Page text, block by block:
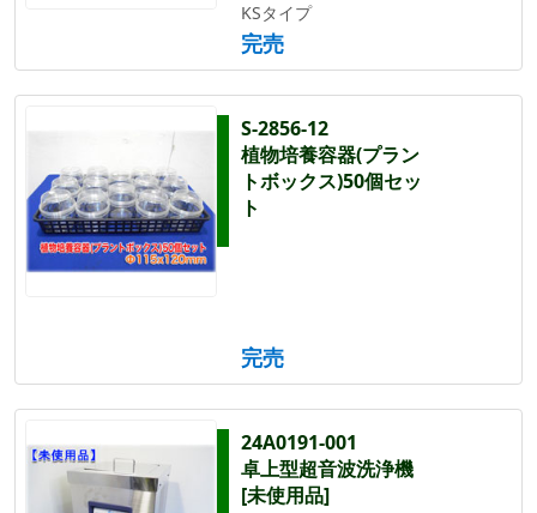
KSタイプ
完売
S-2856-12
植物培養容器(プラン
トボックス)50個セッ
ト
完売
24A0191-001
卓上型超音波洗浄機
[未使用品]